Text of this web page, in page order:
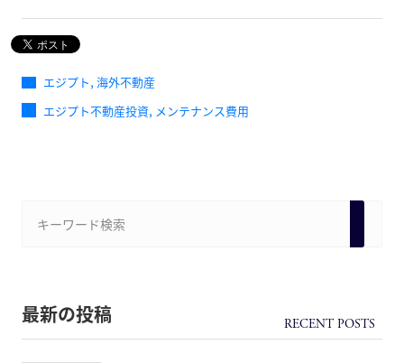
エジプト, 海外不動産
エジプト不動産投資, メンテナンス費用
最新の投稿